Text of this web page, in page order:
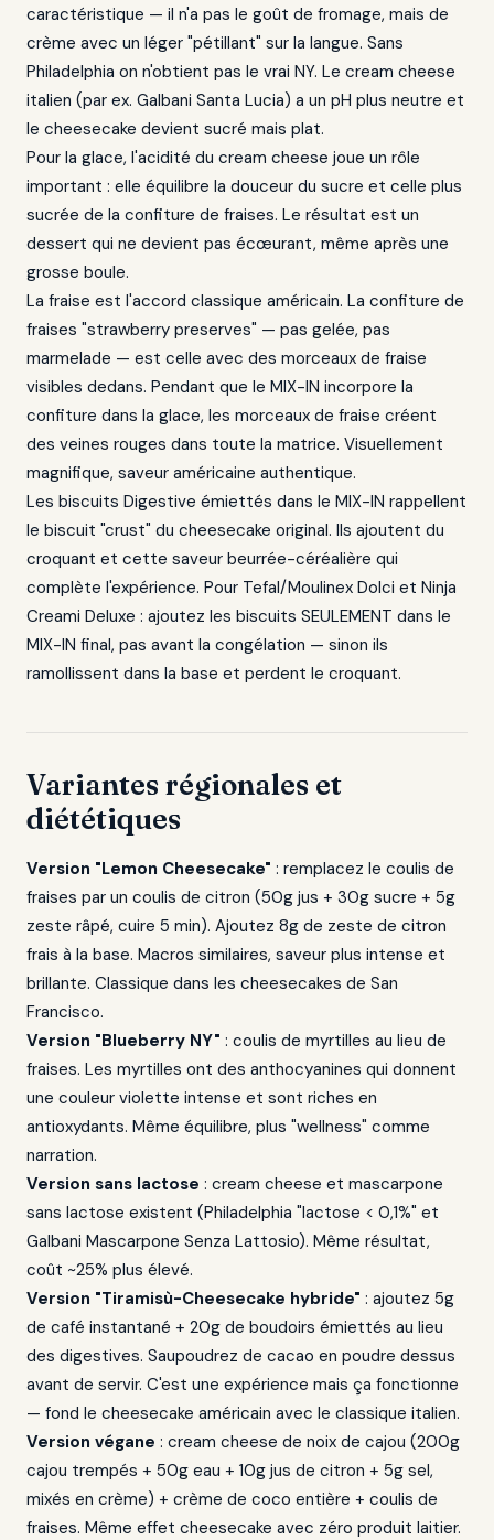
caractéristique — il n'a pas le goût de fromage, mais de
crème avec un léger "pétillant" sur la langue. Sans
Philadelphia on n'obtient pas le vrai NY. Le cream cheese
italien (par ex. Galbani Santa Lucia) a un pH plus neutre et
le cheesecake devient sucré mais plat.
Pour la glace, l'acidité du cream cheese joue un rôle
important : elle équilibre la douceur du sucre et celle plus
sucrée de la confiture de fraises. Le résultat est un
dessert qui ne devient pas écœurant, même après une
grosse boule.
La fraise est l'accord classique américain. La confiture de
fraises "strawberry preserves" — pas gelée, pas
marmelade — est celle avec des morceaux de fraise
visibles dedans. Pendant que le MIX-IN incorpore la
confiture dans la glace, les morceaux de fraise créent
des veines rouges dans toute la matrice. Visuellement
magnifique, saveur américaine authentique.
Les biscuits Digestive émiettés dans le MIX-IN rappellent
le biscuit "crust" du cheesecake original. Ils ajoutent du
croquant et cette saveur beurrée-céréalière qui
complète l'expérience. Pour Tefal/Moulinex Dolci et Ninja
Creami Deluxe : ajoutez les biscuits SEULEMENT dans le
MIX-IN final, pas avant la congélation — sinon ils
ramollissent dans la base et perdent le croquant.
Variantes régionales et
diététiques
Version "Lemon Cheesecake" : remplacez le coulis de
fraises par un coulis de citron (50g jus + 30g sucre + 5g
zeste râpé, cuire 5 min). Ajoutez 8g de zeste de citron
frais à la base. Macros similaires, saveur plus intense et
brillante. Classique dans les cheesecakes de San
Francisco.
Version "Blueberry NY" : coulis de myrtilles au lieu de
fraises. Les myrtilles ont des anthocyanines qui donnent
une couleur violette intense et sont riches en
antioxydants. Même équilibre, plus "wellness" comme
narration.
Version sans lactose : cream cheese et mascarpone
sans lactose existent (Philadelphia "lactose < 0,1%" et
Galbani Mascarpone Senza Lattosio). Même résultat,
coût ~25% plus élevé.
Version "Tiramisù-Cheesecake hybride" : ajoutez 5g
de café instantané + 20g de boudoirs émiettés au lieu
des digestives. Saupoudrez de cacao en poudre dessus
avant de servir. C'est une expérience mais ça fonctionne
— fond le cheesecake américain avec le classique italien.
Version végane : cream cheese de noix de cajou (200g
cajou trempés + 50g eau + 10g jus de citron + 5g sel,
mixés en crème) + crème de coco entière + coulis de
fraises. Même effet cheesecake avec zéro produit laitier.